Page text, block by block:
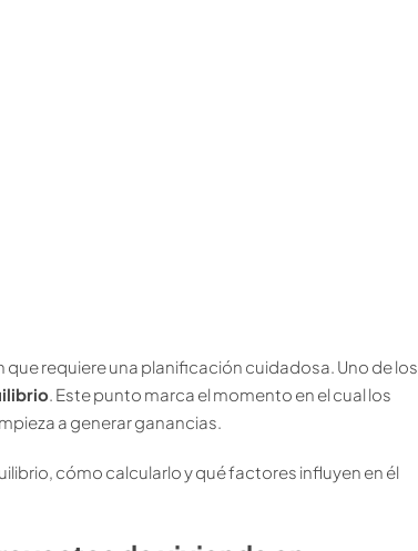
que requiere una planificación cuidadosa. Uno de los
. Este punto marca el momento en el cual los
a generar ganancias.
cómo calcularlo y qué factores influyen en él